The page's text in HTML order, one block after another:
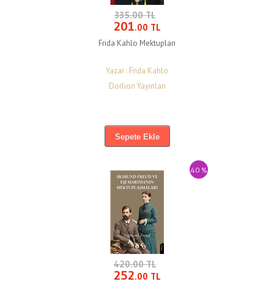
335.00 TL
201.00 TL
Frida Kahlo Mektupları
Yazar : Frida Kahlo
Dorlion Yayınları
Sepete Ekle
40 %
420.00 TL
252.00 TL